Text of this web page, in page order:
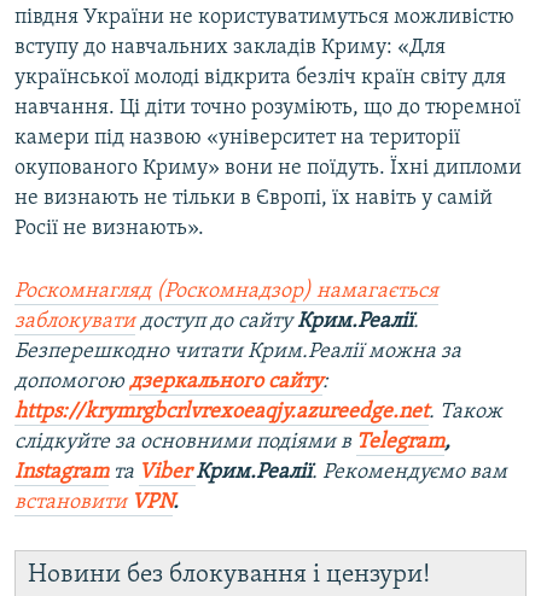
півдня України не користуватимуться можливістю
вступу до навчальних закладів Криму: «Для
української молоді відкрита безліч країн світу для
навчання. Ці діти точно розуміють, що до тюремної
камери під назвою «університет на території
окупованого Криму» вони не поїдуть. Їхні дипломи
не визнають не тільки в Європі, їх навіть у самій
Росії не визнають».
Роскомнагляд (Роскомнадзор) намагається
заблокуватидоступ до сайтуКрим.Реалії.
Безперешкодно читати Крим.Реалії можна за
допомогою дзеркального сайту:
https://krymrgbcrlvrexoeaqjy.azureedge.net. Також
слідкуйте за основними подіями в Telegram,
Instagramта ViberКрим.Реалії. Рекомендуємо вам
встановити VPN.
Новини без блокування і цензури!